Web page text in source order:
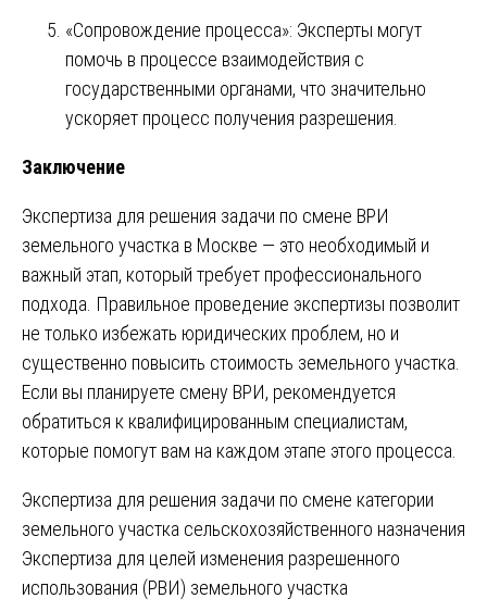
«Сопровождение процесса»: Эксперты могут
помочь в процессе взаимодействия с
государственными органами, что значительно
ускоряет процесс получения разрешения.
Заключение
Экспертиза для решения задачи по смене ВРИ
земельного участка в Москве — это необходимый и
важный этап, который требует профессионального
подхода. Правильное проведение экспертизы позволит
не только избежать юридических проблем, но и
существенно повысить стоимость земельного участка.
Если вы планируете смену ВРИ, рекомендуется
обратиться к квалифицированным специалистам,
которые помогут вам на каждом этапе этого процесса.
Навигация
по
записям
Экспертиза для решения задачи по смене категории
земельного участка сельскохозяйственного назначения
Экспертиза для целей изменения разрешенного
использования (РВИ) земельного участка